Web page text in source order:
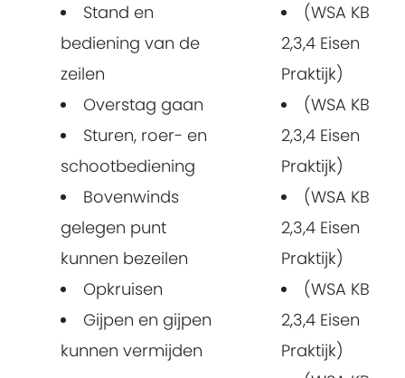
Stand en
bediening van de
zeilen
Overstag gaan
Sturen, roer- en
schootbediening
Bovenwinds
gelegen punt
kunnen bezeilen
Opkruisen
Gijpen en gijpen
kunnen vermijden
(WSA KB
2,3,4 Eisen
Praktijk)
(WSA KB
2,3,4 Eisen
Praktijk)
(WSA KB
2,3,4 Eisen
Praktijk)
(WSA KB
2,3,4 Eisen
Praktijk)